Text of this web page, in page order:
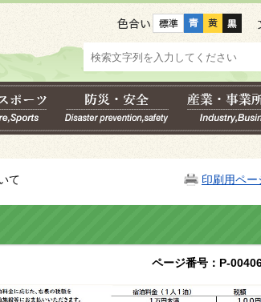
色合い
印刷用ペー
て
ページ番号：P-